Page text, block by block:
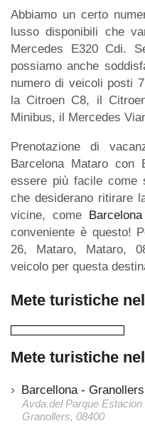
Abbiamo un certo
lusso disponibili che
Mercedes E320 Cdi.
possiamo anche
numero di veicoli posti
la Citroen C8, il
Minibus, il Mercedes
Prenotazione di
Barcelona Mataro con
essere più facile come
che desiderano ritirare
vicine, come
conveniente è questo!
26, Mataro, Mataro,
veicolo per questa
Mete turistiche
Mete turistiche
Barcellona - Granollers
Avda.del Parque
Granollers, 08400